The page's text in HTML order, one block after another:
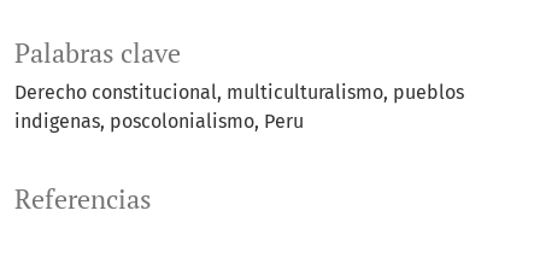
Palabras clave
Derecho constitucional multiculturalismo pueblos
indigenas poscolonialismo Peru
Referencias